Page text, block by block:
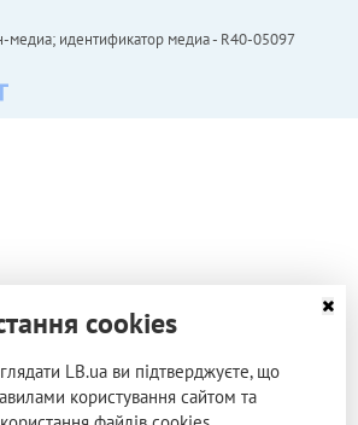
медиа; идентификатор медиа - R40-05097
cookies
LB.ua ви підтверджуєте, що
користування сайтом та